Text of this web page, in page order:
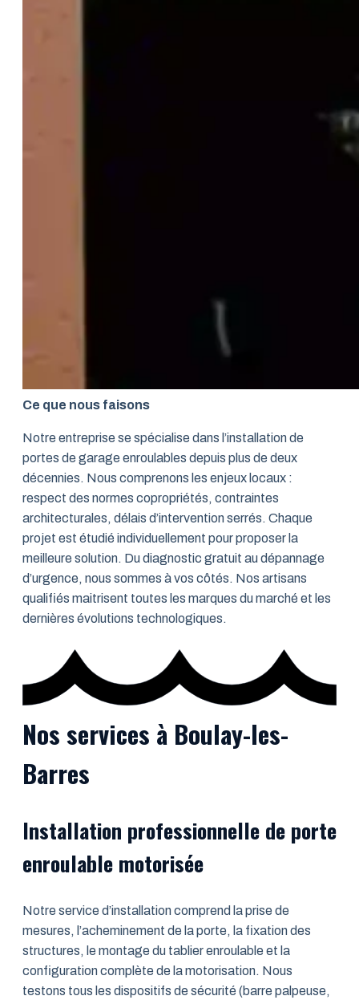
Ce que nous faisons
Notre entreprise se spécialise dans l’installation de
portes de garage enroulables depuis plus de deux
décennies. Nous comprenons les enjeux locaux :
respect des normes copropriétés, contraintes
architecturales, délais d’intervention serrés. Chaque
projet est étudié individuellement pour proposer la
meilleure solution. Du diagnostic gratuit au dépannage
d’urgence, nous sommes à vos côtés. Nos artisans
qualifiés maitrisent toutes les marques du marché et les
dernières évolutions technologiques.
Nos services à Boulay-les-
Barres
Installation professionnelle de porte
enroulable motorisée
Notre service d’installation comprend la prise de
mesures, l’acheminement de la porte, la fixation des
structures, le montage du tablier enroulable et la
configuration complète de la motorisation. Nous
testons tous les dispositifs de sécurité (barre palpeuse,